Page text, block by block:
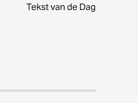
Tekst van de Dag